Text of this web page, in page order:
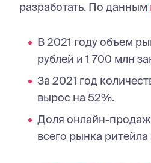
разработать. По данным
В 2021 году объем
рублей и 1 700 млн
За 2021 год
вырос на 52%.
Доля онлайн-продаж
всего рынка